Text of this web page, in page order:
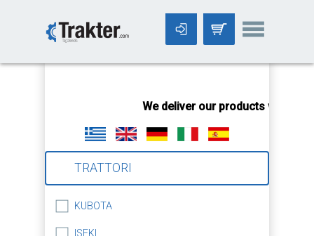
We deliver our products
TRATTORI
KUBOTA
ISEKI